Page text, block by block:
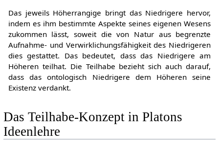
Das jeweils Höherrangige bringt das Niedrigere hervor,
indem es ihm bestimmte Aspekte seines eigenen Wesens
zukommen lässt, soweit die von Natur aus begrenzte
Aufnahme- und Verwirklichungsfähigkeit des Niedrigeren
dies gestattet. Das bedeutet, dass das Niedrigere am
Höheren teilhat. Die Teilhabe bezieht sich auch darauf,
dass das ontologisch Niedrigere dem Höheren seine
Existenz verdankt.
Das Teilhabe-Konzept in Platons
Ideenlehre